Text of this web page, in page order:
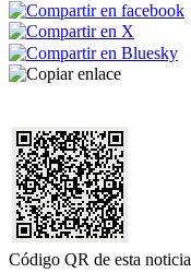
Código QR de esta noticia